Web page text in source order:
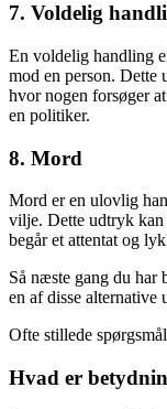
7. Voldelig
En voldelig handling
mod en person. Dette
hvor nogen forsøger
en politiker.
8. Mord
Mord er en ulovlig
vilje. Dette udtryk kan
begår et attentat og
Så næste gang du har
en af disse
Ofte stillede spørgsmål
Hvad er